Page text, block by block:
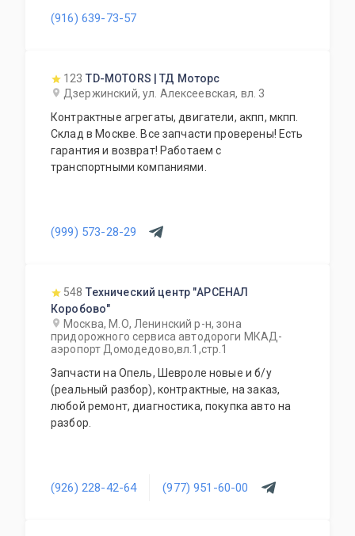
(916) 639-73-57
123 TD-MOTORS | ТД Моторс
Дзержинский, ул. Алексеевская, вл. 3
Контрактные агрегаты, двигатели, акпп, мкпп.
Склад в Москве. Все запчасти проверены! Есть
гарантия и возврат! Работаем с
транспортными компаниями.
(999) 573-28-29
548 Технический центр "АРСЕНАЛ
Коробово"
Москва, М.О, Ленинский р-н, зона
придорожного сервиса автодороги МКАД-
аэропорт Домодедово,вл.1,стр.1
Запчасти на Опель, Шевроле новые и б/у
(реальный разбор), контрактные, на заказ,
любой ремонт, диагностика, покупка авто на
разбор.
(926) 228-42-64 (977) 951-60-00